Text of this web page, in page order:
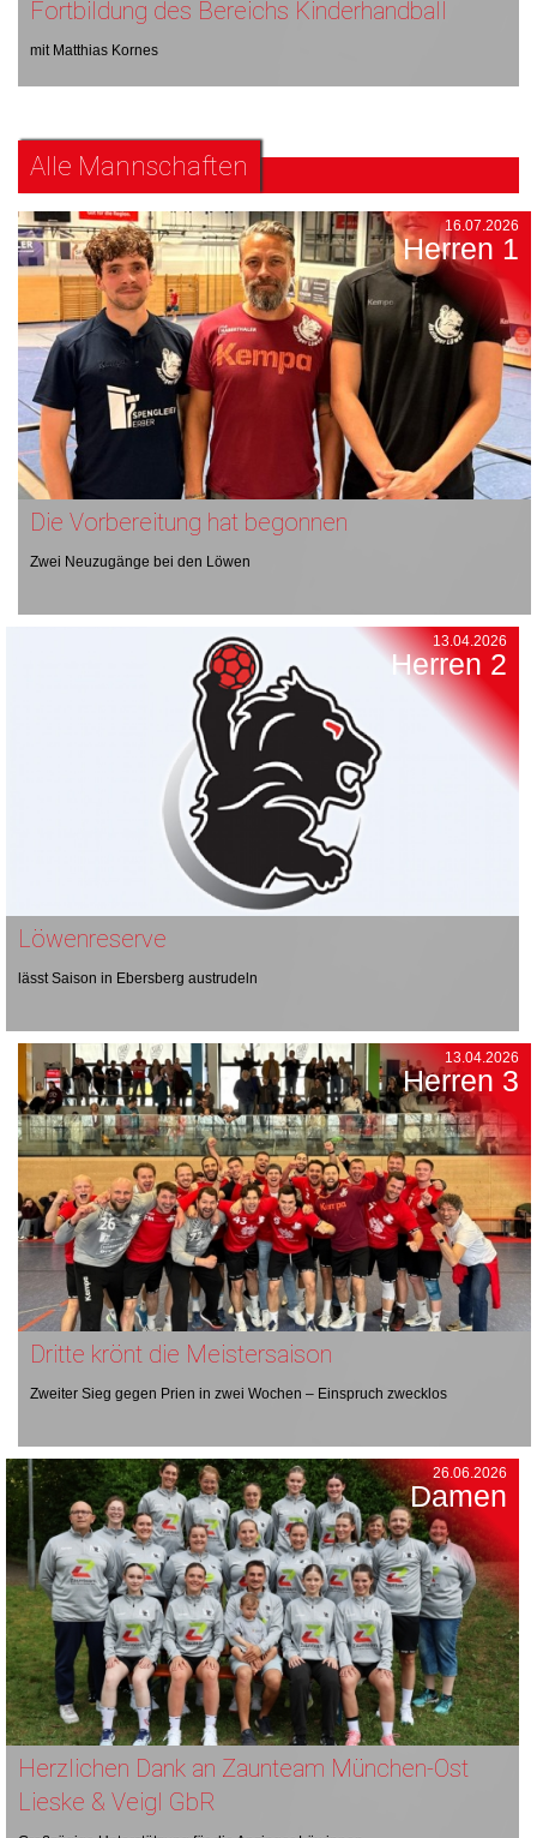
Fortbildung des Bereichs Kinderhandball
mit Matthias Kornes
Alle Mannschaften
16.07.2026
Herren 1
Die Vorbereitung hat begonnen
Zwei Neuzugänge bei den Löwen
13.04.2026
Herren 2
Löwenreserve
lässt Saison in Ebersberg austrudeln
13.04.2026
Herren 3
Dritte krönt die Meistersaison
Zweiter Sieg gegen Prien in zwei Wochen – Einspruch zwecklos
26.06.2026
Damen
Herzlichen Dank an Zaunteam München-Ost
Lieske & Veigl GbR